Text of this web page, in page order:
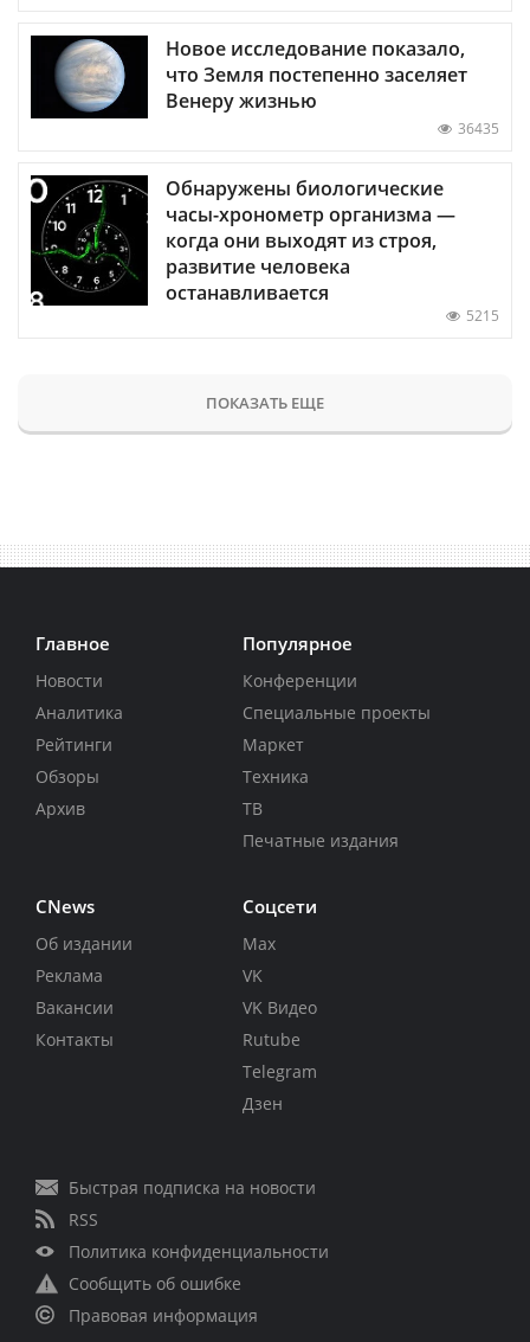
Новое исследование показало,
что Земля постепенно заселяет
Венеру жизнью
36435
Обнаружены биологические
часы-хронометр организма —
когда они выходят из строя,
развитие человека
останавливается
5215
ПОКАЗАТЬ ЕЩЕ
Главное
Новости
Аналитика
Рейтинги
Обзоры
Архив
Популярное
Конференции
Специальные проекты
Маркет
Техника
ТВ
Печатные издания
CNews
Об издании
Реклама
Вакансии
Контакты
Соцсети
Max
VK
VK Видео
Rutube
Telegram
Дзен
Быстрая подписка на новости
RSS
Политика конфиденциальности
Сообщить об ошибке
Правовая информация